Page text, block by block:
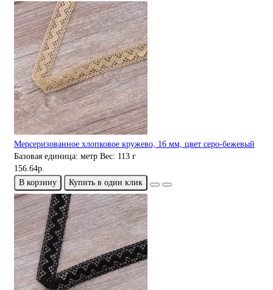
Мерсеризованное хлопковое кружево, 16 мм, цвет серо-бежевый
Базовая единица: метр Вес: 113 г
156.64р.
В корзину
Купить в один клик